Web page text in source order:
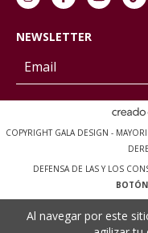
Al navegar por este
NEWSLETTER
COPYRIGHT GALA DESIGN -
DEFENSA DE LAS Y LOS